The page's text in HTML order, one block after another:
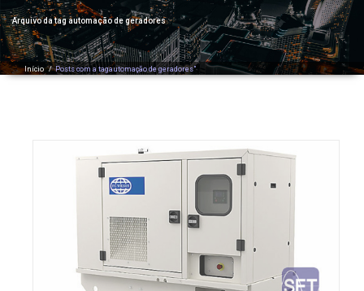
Arquivo da tagautomação de geradores
Início /Posts com a tagautomação de geradores"